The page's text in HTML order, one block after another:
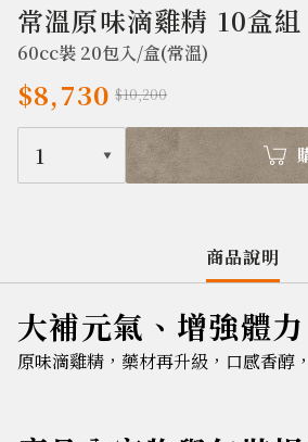
常溫原味滴雞精 10盒組
60cc裝 20包入/盒(常溫)
$8,730 $10,200
1
商品說明
大補元氣、增強體
原味滴雞精，藥材再升級，口感香醇